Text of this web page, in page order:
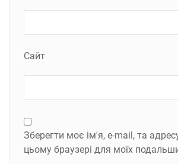
Сайт
Зберегти моє ім'я, e-mail, та
цьому браузері для моїх